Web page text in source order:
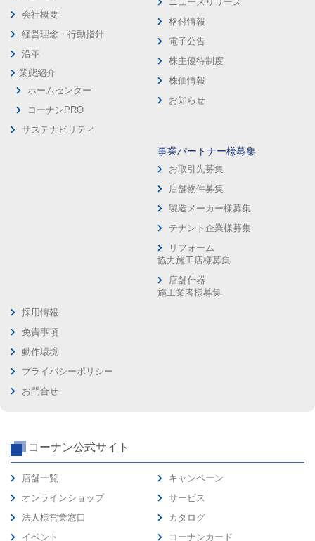
会社概要
経営理念・行動指針
沿革
業態紹介
ホームセンター
コーナンPRO
サステナビリティ
格付情報
電子公告
株主優待制度
株価情報
お知らせ
事業パートナー様募集
お取引先募集
店舗物件募集
製造メーカー様募集
テナント企業様募集
リフォーム
協力施工店様募集
店舗什器
施工業者様募集
採用情報
免責事項
動作環境
プライバシーポリシー
お問合せ
コーナン公式サイト
店舗一覧
オンラインショップ
法人様営業窓口
イベント
キャンペーン
サービス
カタログ
コーナンカード